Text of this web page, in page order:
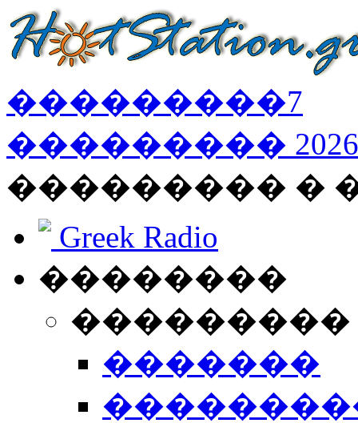
���������7
��������� 2026
��������� �
Greek Radio
��������
�������